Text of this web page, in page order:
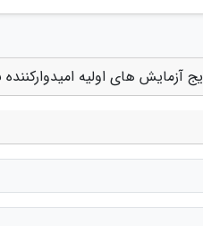
آزمایش های اولیه امیدوارکننده